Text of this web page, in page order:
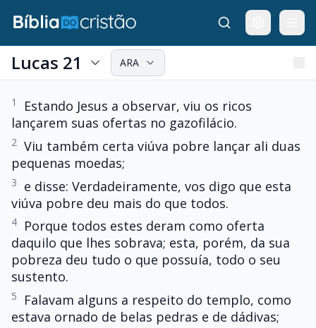
Lucas 21 ARA
1
Estando Jesus a observar, viu os ricos
lançarem suas ofertas no gazofilácio.
2 Viu também certa viúva pobre lançar ali duas
pequenas moedas;
3
e disse: Verdadeiramente, vos digo que esta
viúva pobre deu mais do que todos.
4
Porque todos estes deram como oferta
daquilo que lhes sobrava; esta, porém, da sua
pobreza deu tudo o que possuía, todo o seu
sustento.
5
Falavam alguns a respeito do templo, como
estava ornado de belas pedras e de dádivas;